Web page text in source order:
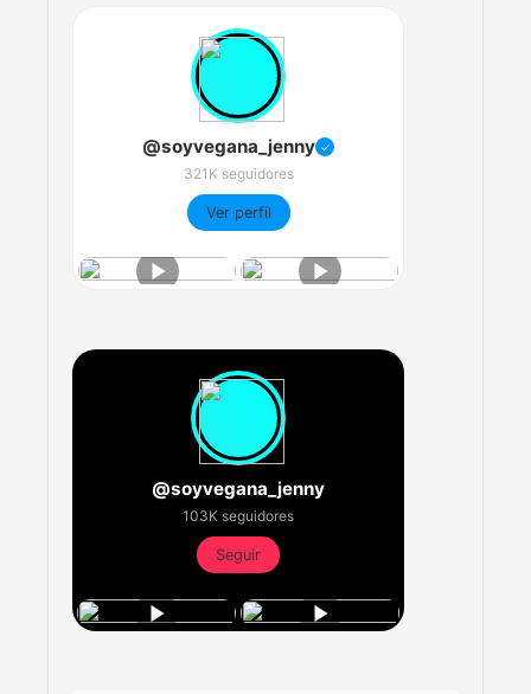
@soyvegana_jenny ✓
321K seguidores
Ver perfil
@soyvegana_jenny
103K seguidores
Seguir